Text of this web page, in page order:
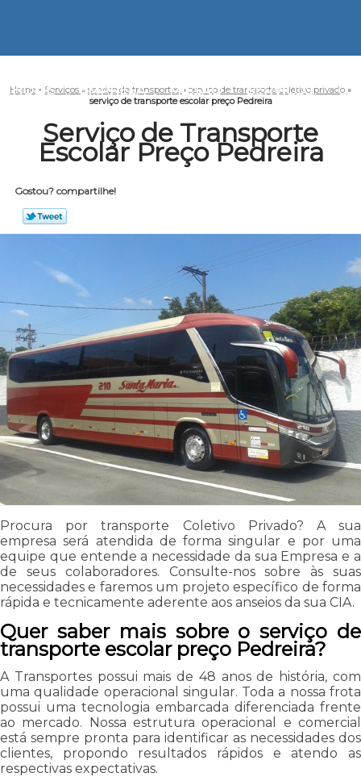
HOME EMPRESA MISSÃO SERVIÇOS
Home » Serviços » serviço de transportes » serviço de transporte coletivo privado »
serviço de transporte escolar preço Pedreira
Serviço de Transporte
Escolar Preço Pedreira
Gostou? compartilhe!
Procura por transporte Coletivo Privado? A sua
empresa será atendida de forma singular e por uma
equipe que entende a necessidade da sua Empresa e a
de seus colaboradores. Consulte-nos sobre às suas
necessidades e faremos um projeto específico de forma
rápida e tecnicamente aderente aos anseios da sua CIA.
Quer saber mais sobre o serviço de
transporte escolar preço Pedreira?
A Transportes possui mais de 48 anos de história, com
uma qualidade operacional singular. Toda a nossa frota
possui uma tecnologia embarcada diferenciada frente
ao mercado. Nossa estrutura operacional e comercial
está sempre pronta para identificar as necessidades dos
clientes, propondo resultados rápidos e atendo as
respectivas expectativas.